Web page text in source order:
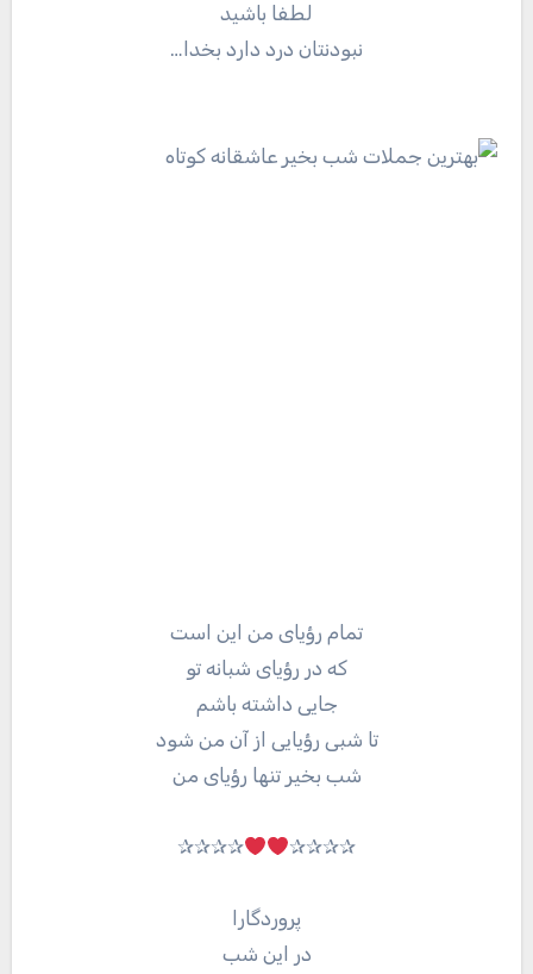
لطفا باشید
نبودنتان درد دارد بخدا…
تمام رؤیای من این است
که در رؤیای شبانه تو
جایی داشته باشم
تا شبی رؤیایی از آن من شود
شب بخیر تنها رؤیای من
✰✰✰✰
✰✰✰✰
پروردگارا
در این شب